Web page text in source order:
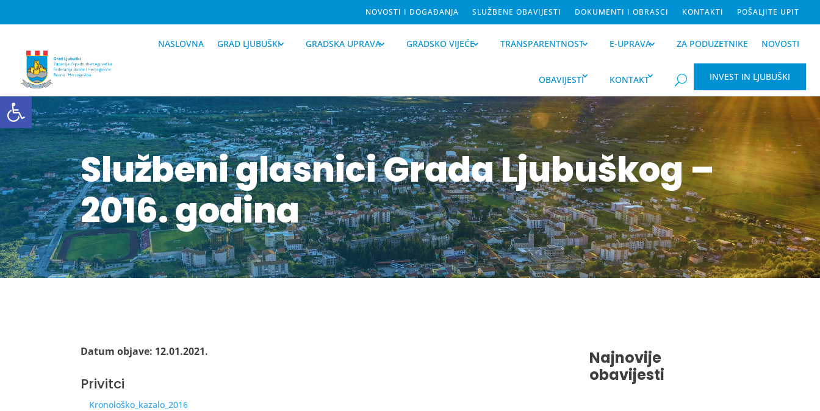
NOVOSTI I DOGAĐANJA SLUŽBENE OBAVIJESTI DOKUMENTI I OBRASCI KONTAKTI POŠALJITE UPIT
NASLOVNA GRAD LJUBUŠKI GRADSKA UPRAVA GRADSKO VIJEĆE TRANSPARENTNOST E-UPRAVA ZA PODUZETNIKE NOVOSTI
OBAVIJESTI KONTAKT U INVEST IN LJUBUŠKI
Službeni glasnici Grada Ljubuškog –
2016. godina
Datum objave: 12.01.2021.
Privitci
Kronološko_kazalo_2016
Najnovije
obavijesti
Open toolbar